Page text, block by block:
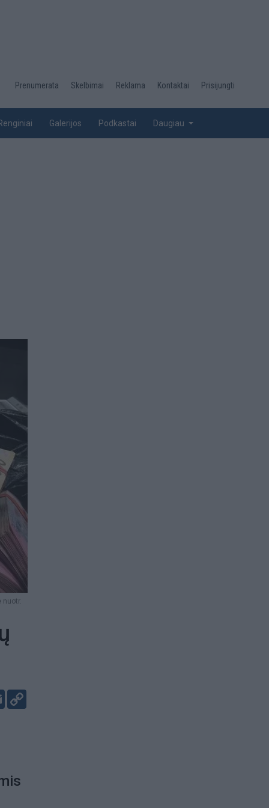
Desktop
top
Prenumerata Skelbimai Reklama Kontaktai Prisijungti
Galerijos Podkastai Daugiau
nuotr.
Email